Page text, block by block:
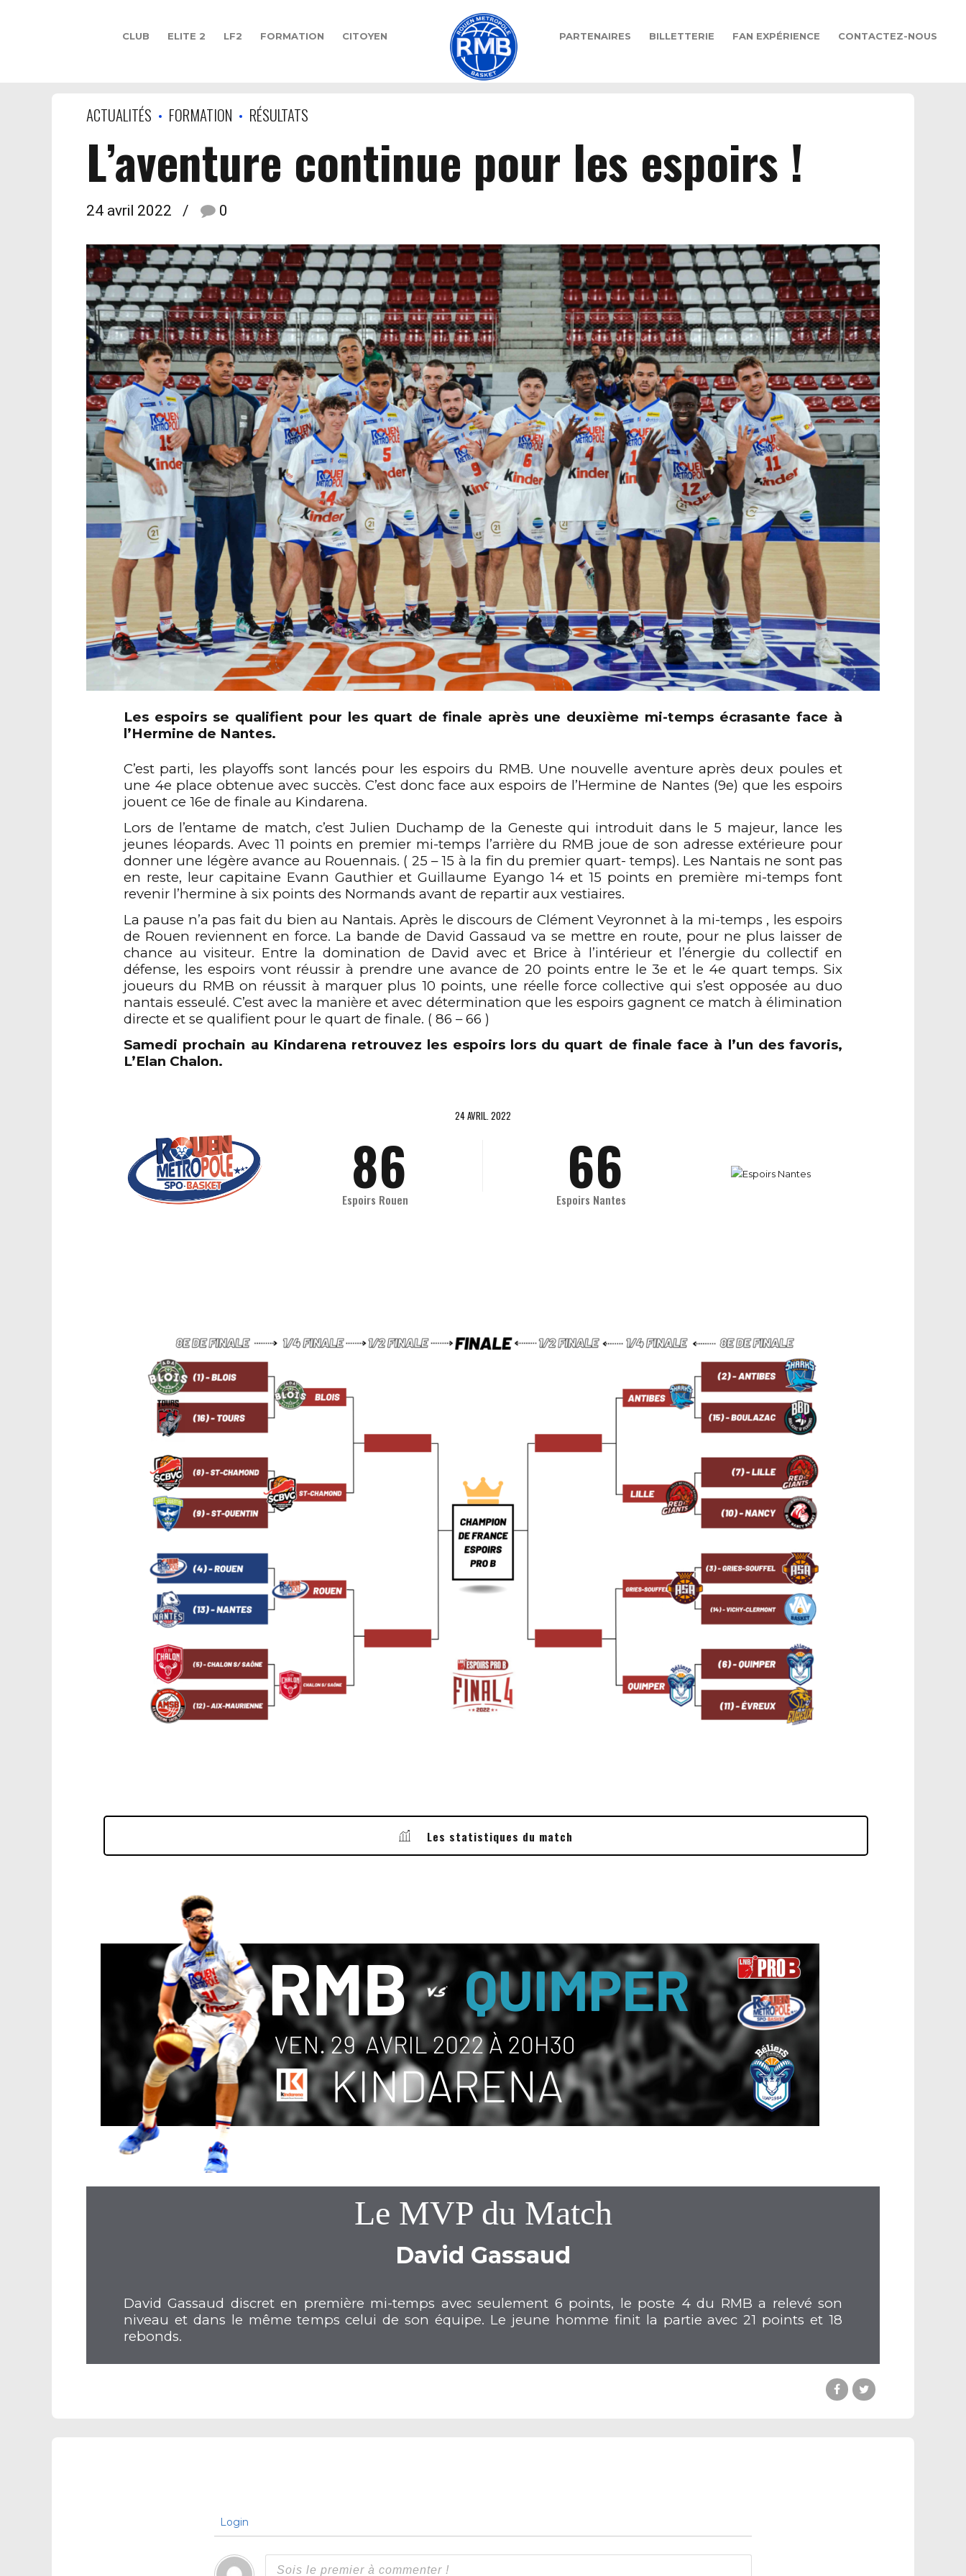
CLUB ELITE 2 LF2 FORMATION CITOYEN PARTENAIRES BILLETTERIE FAN EXPÉRIENCE CONTACTEZ-NOUS
ACTUALITÉS FORMATION RÉSULTATS
L’aventure continue pour les espoirs !
24 avril 2022 0
Les espoirs se qualifient pour les quart de finale après une deuxième mi-temps écrasante face à
l’Hermine de Nantes.
C’est parti, les playoffs sont lancés pour les espoirs du RMB. Une nouvelle aventure après deux poules et
une 4e placeobtenue avec succès. C’est donc face aux espoirs de l’Hermine de Nantes (9e) que les espoirs
jouent ce 16e de finale au Kindarena.
Lors de l’entame de match, c’est Julien Duchamp de la Geneste qui introduit dans le 5 majeur, lance les
jeunes léopards. Avec 11 points en premier mi-temps l’arrière du RMB joue de son adresse extérieure pour
donner une légère avance au Rouennais. ( 25 – 15 à la fin du premier quart- temps). Les Nantais ne sont pas
en reste, leur capitaine Evann Gauthier et Guillaume Eyango 14 et 15 points en première mi-temps font
revenir l’hermine à six points des Normands avant de repartir aux vestiaires.
La pause n’a pas fait du bien au Nantais. Après le discours de ClémentVeyronnet à la mi-temps , les espoirs
de Rouen reviennent en force. La bande de David Gassaud va se mettre en route, pour ne plus laisser de
chance au visiteur. Entre la domination de David avec et Brice à l’intérieur et l’énergie du collectif en
défense, les espoirs vont réussir à prendre une avance de 20 points entre le 3e et le 4e quart temps. Six
joueurs du RMB on réussit à marquer plus 10 points, une réelle force collective qui s’est opposée au duo
nantais esseulé. C’est avec la manière et avec détermination que les espoirs gagnent ce match à élimination
directe et se qualifient pour le quart de finale. ( 86 – 66 )
Samedi prochain au Kindarena retrouvez les espoirslors du quart de finale face à l’un des favoris,
L’Elan Chalon.
24 AVRIL. 2022
0
1
2
3
4
5
6
8
9
0
1
2
3
4
6
7
9
0
Espoirs Rouen
0
1
2
3
4
6
7
9
0
0
1
2
3
4
6
7
9
0
Espoirs Nantes
Les statistiques du match
Le MVP du Match
David Gassaud
DavidGassaud discret en première mi-temps avec seulement 6 points, le poste 4 du RMB a relevé son
niveau et dans le même temps celui de son équipe. Le jeune homme finit la partie avec 21 points et 18
rebonds.
Login